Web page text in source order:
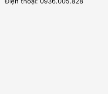
nước, năng lượng và lao
lợi ích khác cho kinh